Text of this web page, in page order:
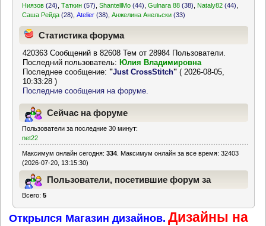
Ниязов (24) ,Таткин (57) ,ShantellMo (44) ,Gulnara 88 (38) Nataly82 (44)
Саша Рейда (28) ,Atelier (38) ,Анжелина Анельски (33)
Статистика форума
420363 Сообщений в 82608 Тем от 28984 Пользователи.
Последний пользователь: Юлия Владимировна
Последнее сообщение:"Just CrossStitch" ( 2026-08-05,
10:33:28 )
Последние сообщения на форуме.
Сейчас на форуме
Пользователи за последние 30 минут:
net22
Максимум онлайн сегодня:334 . Максимум онлайн за все время: 32403
(2026-07-20, 13:15:30)
Пользователи, посетившие форум за
Всего:5
Открылся Магазин дизайнов. Дизайны на